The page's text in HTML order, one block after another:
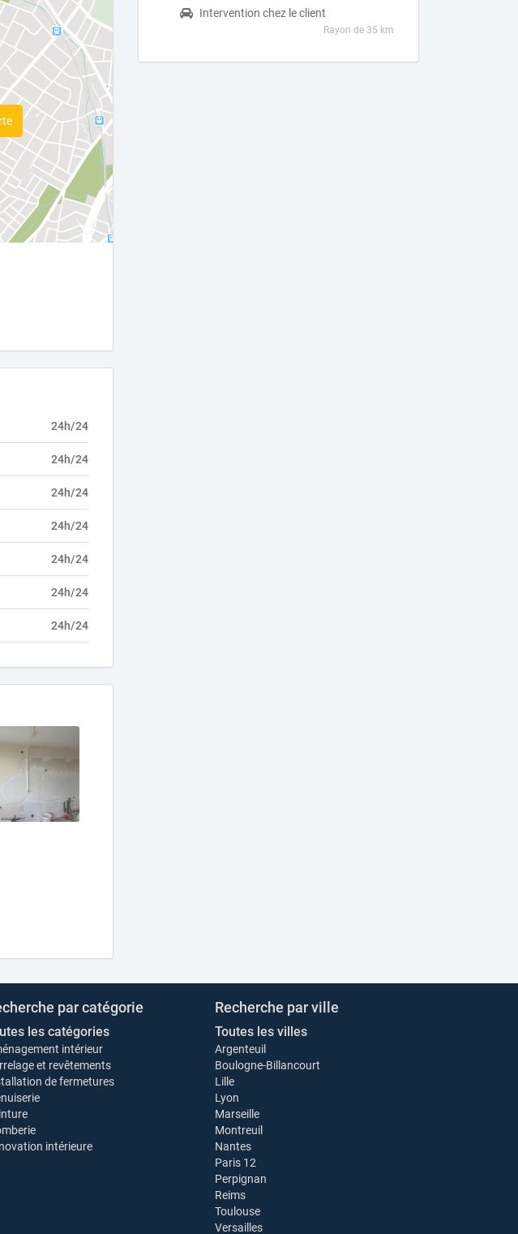
Intervention chez le client
Rayon de 35 km
24h/24
24h/24
24h/24
24h/24
24h/24
24h/24
24h/24
par catégorie
les catégories
intérieur
et revêtements
de fermetures
intérieure
Recherche par ville
Toutes les villes
Argenteuil
Boulogne-Billancourt
Lille
Lyon
Marseille
Montreuil
Nantes
Paris 12
Perpignan
Reims
Toulouse
Versailles